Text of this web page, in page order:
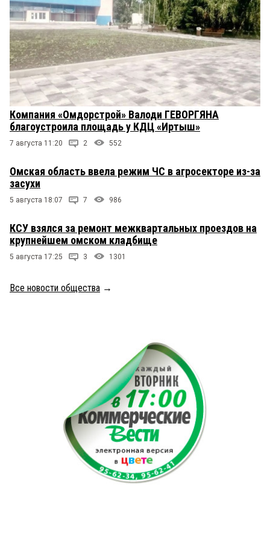
Компания «Омдорстрой» Валоди ГЕВОРГЯНА
благоустроила площадь у КДЦ «Иртыш»
7 августа 11:20 2 552
Омская область ввела режим ЧС в агросекторе из-за
засухи
5 августа 18:07 7 986
КСУ взялся за ремонт межквартальных проездов на
крупнейшем омском кладбище
5 августа 17:25 3 1301
Все новости общества →